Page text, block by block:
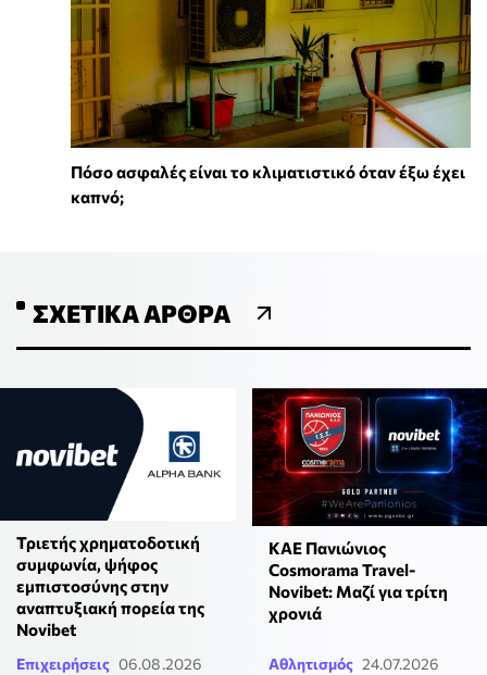
Πόσο ασφαλές είναι το κλιματιστικό όταν έξω έχει
καπνό;
ΣΧΕΤΙΚΆ ΆΡΘΡΑ
Τριετής χρηματοδοτική
συμφωνία, ψήφος
εμπιστοσύνης στην
αναπτυξιακή πορεία της
Novibet
Επιχειρήσεις 06.08.2026
ΚΑΕ Πανιώνιος
Cosmorama Travel-
Novibet: Μαζί για τρίτη
χρονιά
Αθλητισμός 24.07.2026